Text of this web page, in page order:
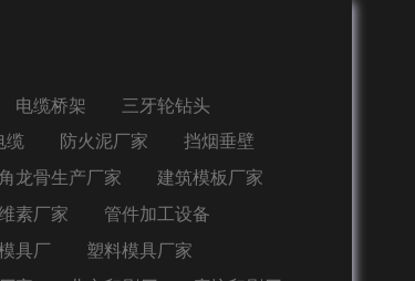
电缆桥架
三牙轮钻头
缆 防火泥厂家
挡烟垂壁
龙骨生产厂家
建筑模板厂家
素厂家
管件加工设备
具厂
塑料模具厂家